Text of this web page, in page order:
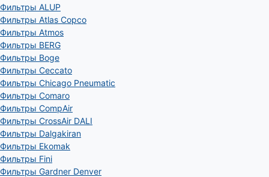
Фильтры ALUP
Фильтры Atlas Copco
Фильтры Atmos
Фильтры BERG
Фильтры Boge
Фильтры Ceccato
Фильтры Chicago Pneumatic
Фильтры Comaro
Фильтры CompAir
Фильтры CrossAir DALI
Фильтры Dalgakiran
Фильтры Ekomak
Фильтры Fini
Фильтры Gardner Denver